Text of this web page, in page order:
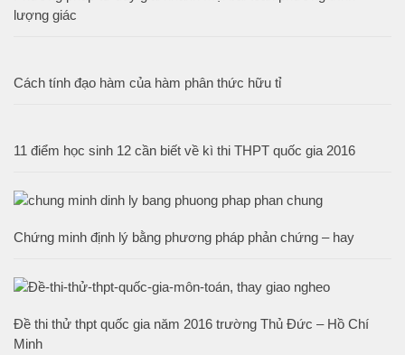
lượng giác
Cách tính đạo hàm của hàm phân thức hữu tỉ
11 điểm học sinh 12 cần biết về kì thi THPT quốc gia 2016
Chứng minh định lý bằng phương pháp phản chứng – hay
Đề thi thử thpt quốc gia năm 2016 trường Thủ Đức – Hồ Chí
Minh